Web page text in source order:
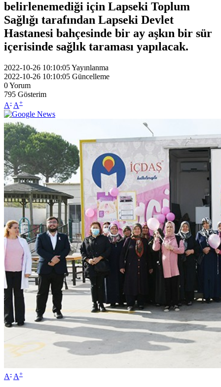
belirlenemediği için Lapseki Toplum
Sağlığı tarafından Lapseki Devlet
Hastanesi bahçesinde bir ay aşkın bir sür
içerisinde sağlık taraması yapılacak.
2022-10-26 10:10:05Yayınlanma
2022-10-26 10:10:05 Güncelleme
0Yorum
795 Gösterim
A- A+
A- A+